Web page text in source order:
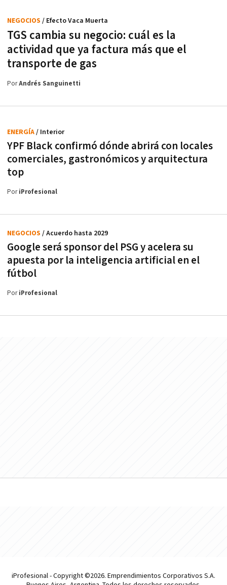
TGS cambia su negocio: cuál es la
actividad que ya factura más que el
transporte de gas
NEGOCIOS / Efecto Vaca Muerta
PorAndrés Sanguinetti
YPF Black confirmó dónde abrirá con locales
comerciales, gastronómicos y arquitectura
top
ENERGÍA/ Interior
PoriProfesional
Google será sponsor del PSG y acelera su
apuesta por la inteligencia artificial en el
fútbol
NEGOCIOS / Acuerdo hasta 2029
PoriProfesional
iProfesional - Copyright ©2026. Emprendimientos Corporativos S.A.